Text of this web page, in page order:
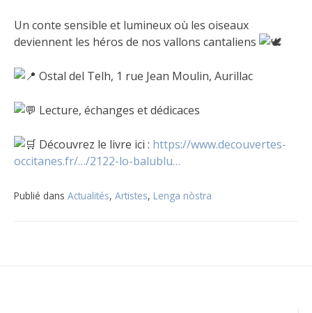
Un conte sensible et lumineux où les oiseaux
deviennent les héros de nos vallons cantaliens
Ostal del Telh, 1 rue Jean Moulin, Aurillac
Lecture, échanges et dédicaces
Découvrez le livre ici : https://www.decouvertes-
occitanes.fr/…/2122-lo-balublu…
Publié dans Actualités, Artistes, Lenga nòstra